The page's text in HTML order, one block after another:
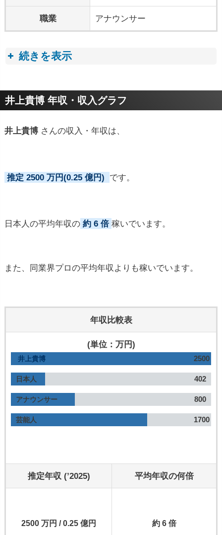
職業 アナウンサー
続きを表示
プロフィールトピック
井上貴博 年収・収入グラフ
井上貴博 さんの収入・年収は、
推定 2500 万円(0.25 億円) です。
日本人の平均年収の 約 6 倍 稼いでいます。
また、同業界プロの平均年収よりも稼いでいます。
年収比較表
(単位：万円)
井上貴博 2500
日本人 402
アナウンサー 800
芸能人 1700
推定年収 (’2025) 平均年収の何倍
2500 万円 / 0.25 億円 約 6 倍